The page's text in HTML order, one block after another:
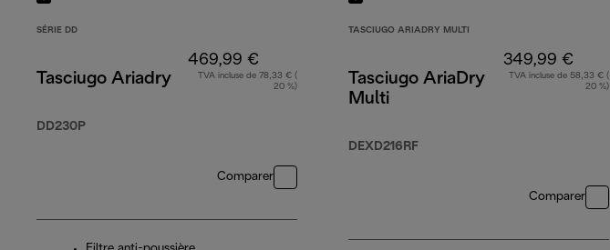
SÉRIE DD
Tasciugo Ariadry
DD230P
469,99 €
TVA incluse de 78,33 € (
20 %)
Comparer
TASCIUGO ARIADRY MULTI
Tasciugo AriaDry
Multi
DEXD216RF
349,99 €
TVA incluse de 58,33 € (
20 %)
Comparer